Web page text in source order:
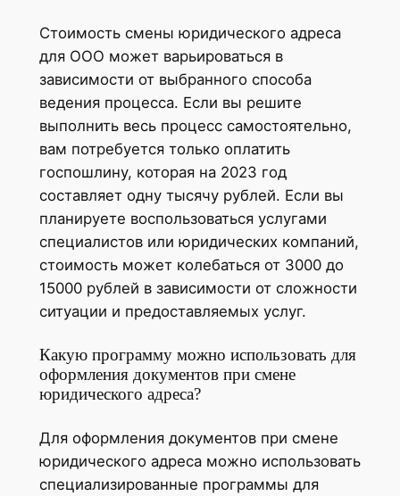
Стоимость смены юридического адреса
для ООО может варьироваться в
зависимости от выбранного способа
ведения процесса. Если вы решите
выполнить весь процесс самостоятельно,
вам потребуется только оплатить
госпошлину, которая на 2023 год
составляет одну тысячу рублей. Если вы
планируете воспользоваться услугами
специалистов или юридических компаний,
стоимость может колебаться от 3000 до
15000 рублей в зависимости от сложности
ситуации и предоставляемых услуг.
Какую программу можно использовать для
оформления документов при смене
юридического адреса?
Для оформления документов при смене
юридического адреса можно использовать
специализированные программы для